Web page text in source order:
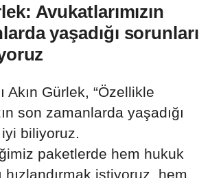
Avukatlarımızın
yaşadığı sorunları
Akın Gürlek, “Özellikle
son zamanlarda yaşadığı
biliyoruz.
paketlerde hem hukuk
hızlandırmak istiyoruz, hem